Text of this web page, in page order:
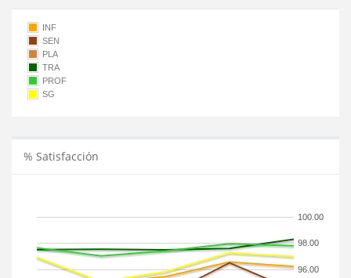
INF
SEN
PLA
TRA
PROF
SG
% Satisfacción
96.00
98.00
100.00